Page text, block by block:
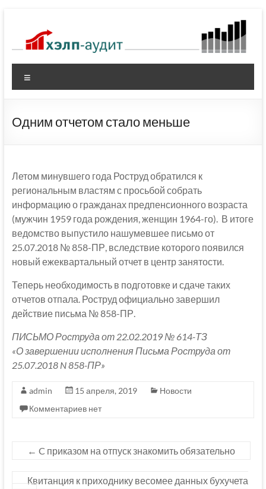
содержимому
Одним отчетом стало меньше
Летом минувшего года Роструд обратился к
региональным властям с просьбой собрать
информацию о гражданах предпенсионного возраста
(мужчин 1959 года рождения, женщин 1964-го). В итоге
ведомство выпустило нашумевшее письмо от
25.07.2018 № 858-ПР, вследствие которого появился
новый ежеквартальный отчет в центр занятости.
Теперь необходимость в подготовке и сдаче таких
отчетов отпала. Роструд официально завершил
действие письма № 858-ПР.
ПИСЬМО Роструда от 22.02.2019 № 614-ТЗ
«О завершении исполнения Письма Роструда от
25.07.2018 N 858-ПР»
admin 15 апреля, 2019
Новости
Комментариев нет
← C приказом на отпуск знакомить обязательно
Квитанция к приходнику весомее данных бухучета